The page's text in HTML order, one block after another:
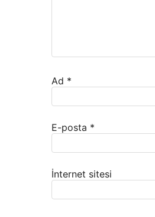
Ad *
E-posta *
İnternet sitesi